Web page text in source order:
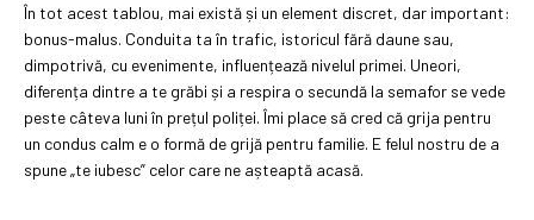
În tot acest tablou, mai există și un element discret, dar important:
bonus-malus. Conduita ta în trafic, istoricul fără daune sau,
dimpotrivă, cu evenimente, influențează nivelul primei. Uneori,
diferența dintre a te grăbi și a respira o secundă la semafor se vede
peste câteva luni în prețul poliței. Îmi place să cred că grija pentru
un condus calm e o formă de grijă pentru familie. E felul nostru de a
spune „te iubesc” celor care ne așteaptă acasă.